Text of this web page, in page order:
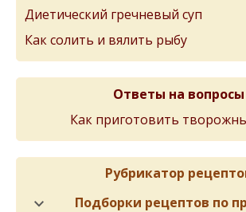
Диетический гречневый суп
Как солить и вялить рыбу
Ответы на вопросы
Как приготовить
Рубрикатор
Подборки рецептов по